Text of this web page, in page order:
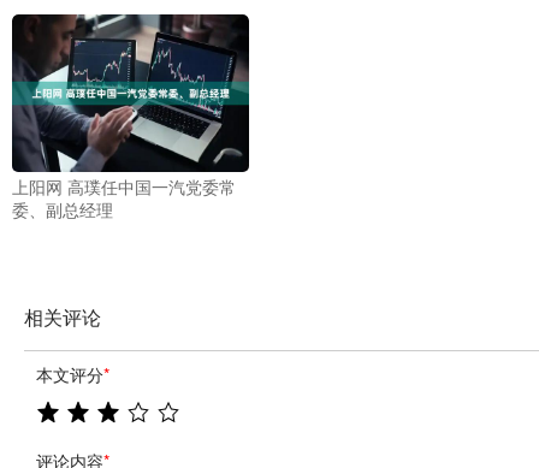
上阳网 高璞任中国一汽党委常
委、副总经理
相关评论
本文评分*
评论内容*